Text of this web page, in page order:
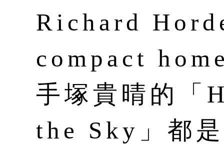
Richard
compact
手塚貴晴的「
the Sky」都